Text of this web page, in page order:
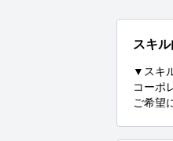
スキ
▼スキ
コーポ
ご希望